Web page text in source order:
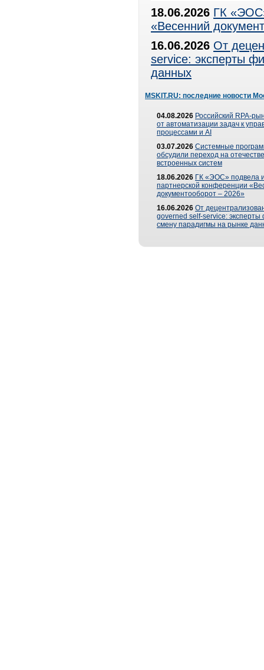
18.06.2026 ГК
«Весенний
16.06.2026 От
service: эксперты
данных
MSKIT.RU: последние новости
04.08.2026 Российский RPA-
от автоматизации задач к
процессами и AI
03.07.2026 Системные
обсудили переход на
встроенных систем
18.06.2026 ГК «ЭОС» подвела
партнерской конференции
документооборот – 2026»
16.06.2026 От
governed self-service: эксперты
смену парадигмы на рынке